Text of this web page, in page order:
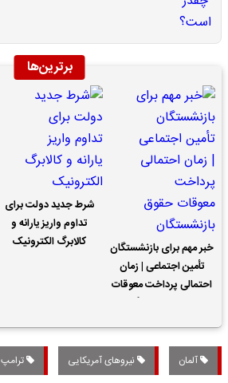
برترین‌ها
خبر مهم برای بازنشستگان
تأمین اجتماعی | زمان
احتمالی پرداخت معوقات
شرط جدید دولت برای
تداوم واریز یارانه و
کالابرگ الکترونیک
آلمان نیروهای آمریکایی ترامپ